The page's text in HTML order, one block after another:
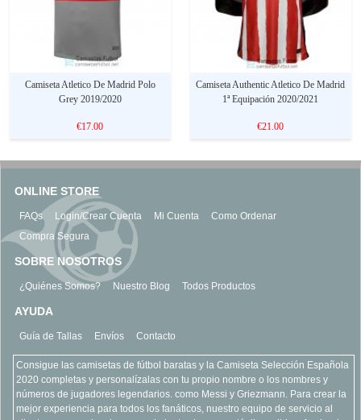
Camiseta Atletico De Madrid Polo
Grey 2019/2020
€17.00
Camiseta Authentic Atletico De Madrid
1ª Equipación 2020/2021
€21.00
ONLINE STORE
FAQs Login/Crear Cuenta Mi Cuenta
Como Ordenar
Compra Segura
SOBRE NOSOTROS
¿Quiénes Somos? Nuestro Blog Todos Productos
AYUDA
Guía de Tallas Envíos Contacto
Consigue las camisetas de fútbol baratas y la Camiseta Selección Española
2020 completas y personalízalas con tu propio nombre o los nombres y
números de jugadores legendarios. como Messi y Griezmann. Para crear la
mejor experiencia para todos los fanáticos, nuestro equipo de servicio al